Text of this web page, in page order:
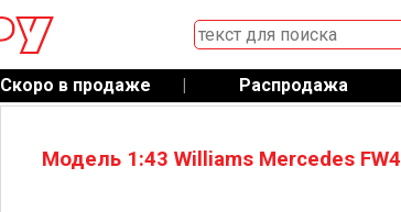
Скоро в продаже | Распродажа
Модель 1:43 Williams Mercedes